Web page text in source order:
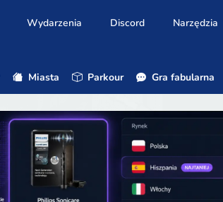
Wydarzenia Discord Narzędzia
Miasta Parkour Gra fabularna